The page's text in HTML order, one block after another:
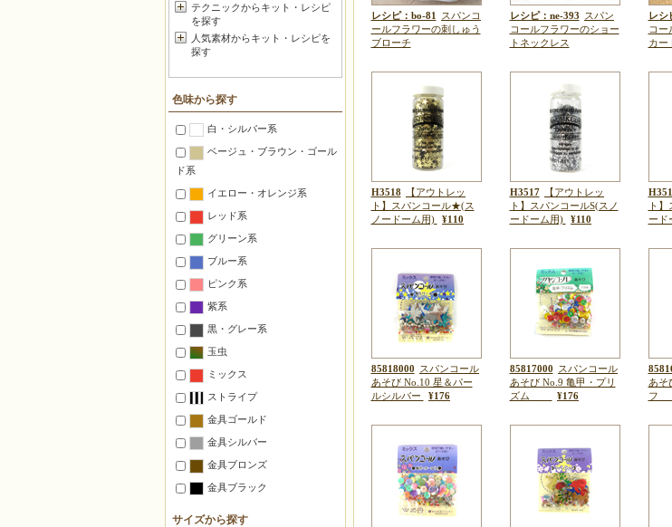
レシピ：bo-81
スパンコ
ールフラワーの刺しゅう
ブローチ
レシピ：ne-393 スパン
コールフラワーのショー
トネックレス
レシ
コー
カー
H3518
【アウトレッ
ト】スパンコール★(ス
ノードーム用)
¥110
H3517
【アウトレッ
ト】スパンコールS(スノ
ードーム用)
¥110
ト
ード
85818000 スパンコール
あそび No.10 星＆パー
ルシルバー
¥176
85817000 スパンコール
あそび No.9 亀甲・プリ
ズム
¥176
あそ
テクニックからキット・レシピ
を探す
人気素材からキット・レシピを
探す
色味から探す
白・シルバー系
ベージュ・ブラウン・ゴール
ド系
イエロー・オレンジ系
レッド系
グリーン系
ブルー系
ピンク系
紫系
黒・グレー系
玉虫
ミックス
ストライプ
金具ゴールド
金具シルバー
金具ブロンズ
金具ブラック
サイズから探す